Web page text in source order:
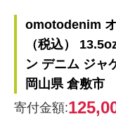
omotodenim
（税込）
ン デニム ジャ
岡山県 倉敷市
寄付金額: